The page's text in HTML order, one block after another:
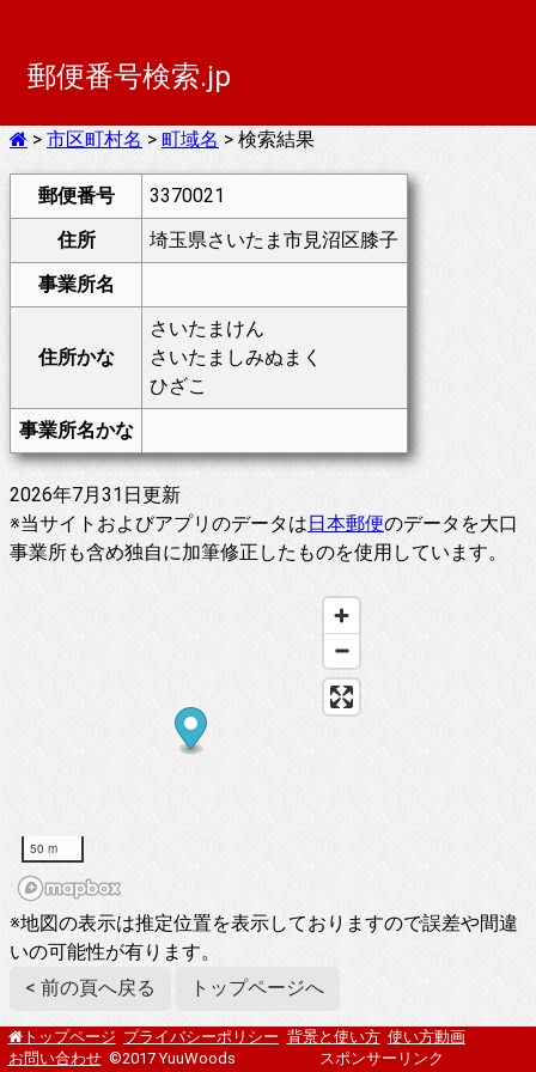
郵便番号検索.jp
> 市区町村名 > 町域名 > 検索結果
郵便番号
3370021
住所
埼玉県さいたま市見沼区膝子
事業所名
住所かな
さいたまけん
さいたましみぬまく
ひざこ
事業所名かな
2026年7月31日更新
※当サイトおよびアプリのデータは日本郵便のデータを大口
事業所も含め独自に加筆修正したものを使用しています。
50 m
※地図の表示は推定位置を表示しておりますので誤差や間違
いの可能性が有ります。
< 前の頁へ戻る
トップページへ
トップページ プライバシーポリシー 背景と使い方 使い方動画
お問い合わせ ©2017 YuuWoods スポンサーリンク